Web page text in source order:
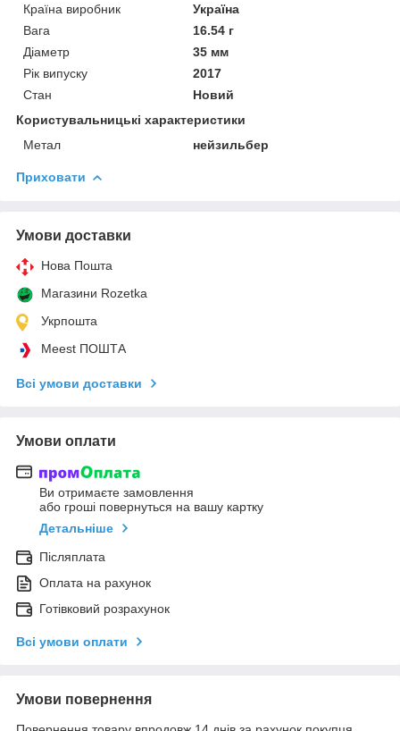
Країна виробник
Україна
Вага
16.54 г
Діаметр
35 мм
Рік випуску
2017
Стан
Новий
Користувальницькі характеристики
Метал
нейзильбер
Приховати
Умови доставки
Нова Пошта
Магазини Rozetka
Укрпошта
Meest ПОШТА
Всі умови доставки
Умови оплати
Ви отримаєте замовлення
або гроші повернуться на вашу картку
Детальніше
Післяплата
Оплата на рахунок
Готівковий розрахунок
Всі умови оплати
Умови повернення